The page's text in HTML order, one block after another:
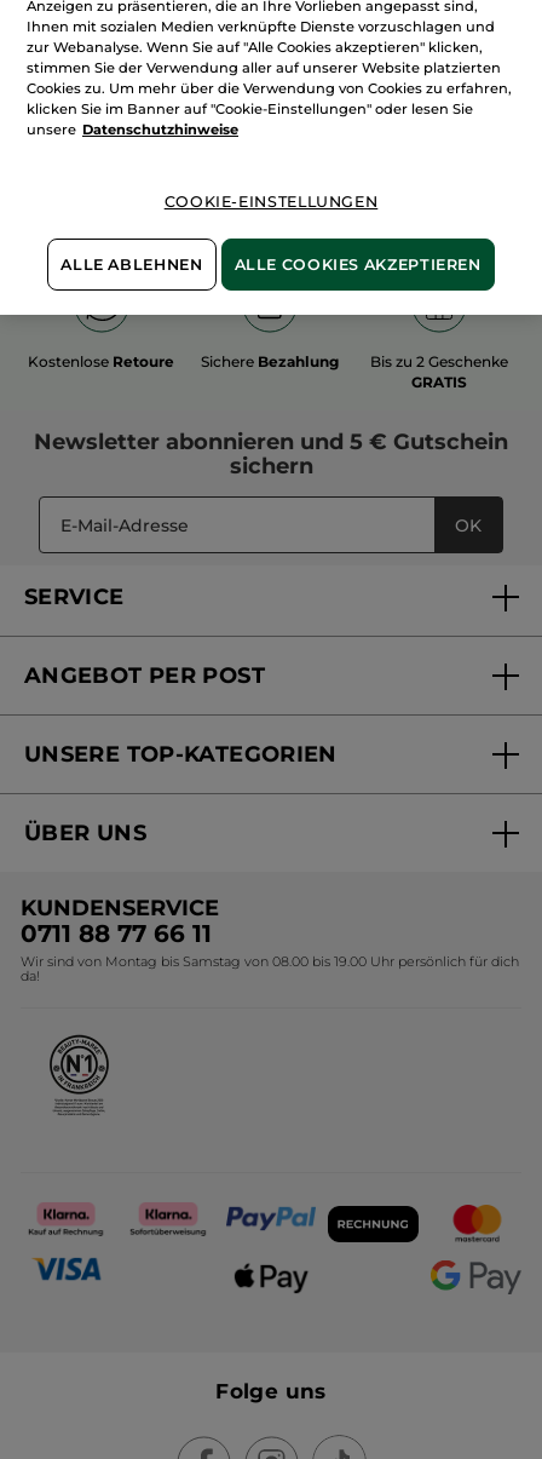
biologisch
Mehr entdecken
Kostenlose Retoure Sichere Bezahlung
Bis zu 2 Geschenke
GRATIS
Newsletter abonnieren und 5 € Gutschein
sichern
OK
SERVICE
Mein Konto
Online Preisliste
ANGEBOT PER POST
Versandhandel Preisliste
UNSERE TOP-KATEGORIEN
Black Friday Yves Rocher
Geschenkideen Yves Rocher
Kollektion Monoi Yves Rocher
ÜBER UNS
Umweltstiftung YR
Affiliate Programm
KUNDENSERVICE
0711 88 77 66 11
Wir sind von Montag bis Samstag von 08.00 bis 19.00 Uhr persönlich für dich
da!
Folge uns
Anzeigen zu präsentieren, die an Ihre Vorlieben angepasst sind,
Ihnen mit sozialen Medien verknüpfte Dienste vorzuschlagen und
zur Webanalyse. Wenn Sie auf "Alle Cookies akzeptieren" klicken,
stimmen Sie der Verwendung aller auf unserer Website platzierten
Cookies zu. Um mehr über die Verwendung von Cookies zu erfahren,
klicken Sie im Banner auf "Cookie-Einstellungen" oder lesen Sie
unsere Datenschutzhinweise
COOKIE-EINSTELLUNGEN
ALLE ABLEHNEN ALLE COOKIES AKZEPTIEREN